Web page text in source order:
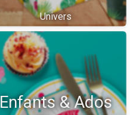
Univers
Enfants & Ados